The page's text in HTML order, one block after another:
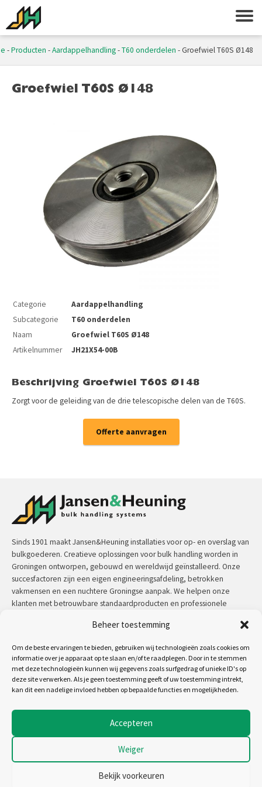
Beheer toestemming
Om de beste ervaringen te bieden, gebruiken wij technologieën zoals cookies om
informatie over je apparaat op te slaan en/of te raadplegen. Door in te stemmen
met deze technologieën kunnen wij gegevens zoals surfgedrag of unieke ID's op
deze site verwerken. Als je geen toestemming geeft of uw toestemming intrekt,
kan dit een nadelige invloed hebben op bepaalde functies en mogelijkheden.
Accepteren
Weiger
Bekijk voorkeuren
-Producten -Aardappelhandling-T60 onderdelen -Groefwiel T60S Ø148
Groefwiel T60S Ø148
Categorie
Aardappelhandling
Subcategorie
T60 onderdelen
Naam
Groefwiel T60S Ø148
Artikelnummer
JH21X54-00B
Beschrijving Groefwiel T60S Ø148
Zorgt voor de geleiding van de drie telescopische delen van de T60S.
Offerte aanvragen
Sinds 1901 maakt Jansen&Heuning installaties voor op- en overslag van
bulkgoederen. Creatieve oplossingen voor bulk handling worden in
Groningen ontworpen, gebouwd en wereldwijd geïnstalleerd. Onze
succesfactoren zijn een eigen engineeringsafdeling, betrokken
vakmensen en een nuchtere Groningse aanpak. We helpen onze
klanten met betrouwbare standaardproducten en professionele
lees meer
Volg ons op:
Copyright 2026 - Jansen&Heuning
Disclaimer